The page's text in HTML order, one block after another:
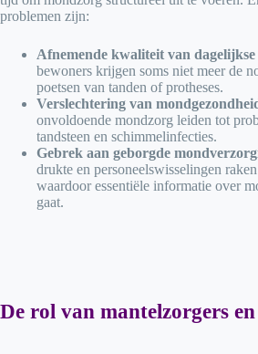
problemen zijn:
Afnemende kwaliteit van
bewoners krijgen soms niet meer de
poetsen van tanden of protheses.
Verslechtering van
onvoldoende mondzorg leiden tot
tandsteen en schimmelinfecties.
Gebrek aan geborgde
drukte en personeelswisselingen
waardoor essentiële informatie over
gaat.
De rol van mantelzorgers